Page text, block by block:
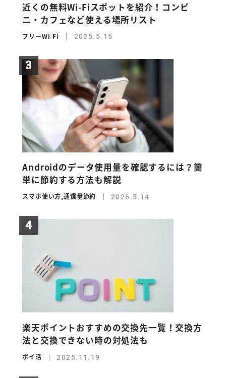
近くの無料Wi-Fiスポットを紹介！コンビ
ニ・カフェなど使える場所リスト
フリーWi-Fi 2025.5.15
Androidのデータ使用量を確認するには？簡
単に節約する方法も解説
スマホ使い方,通信量節約 2026.5.14
楽天ポイントおすすめの交換先一覧！交換方
法と交換できない時の対処法も
ポイ活 2025.11.19